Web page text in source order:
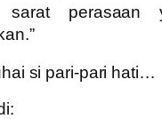
sarat perasaan
si pari-pari hati…